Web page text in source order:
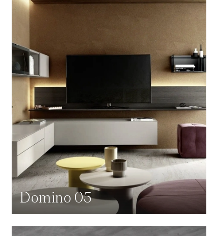
Domino 05